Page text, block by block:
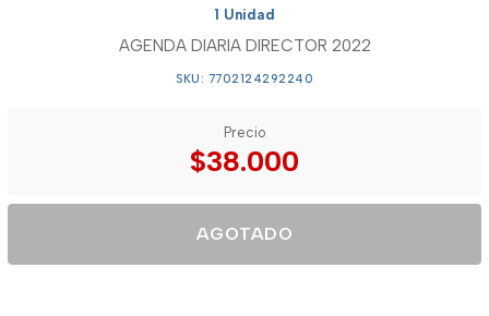
1 Unidad
AGENDA DIARIA DIRECTOR 2022
SKU: 7702124292240
Precio
$38.000
AGOTADO